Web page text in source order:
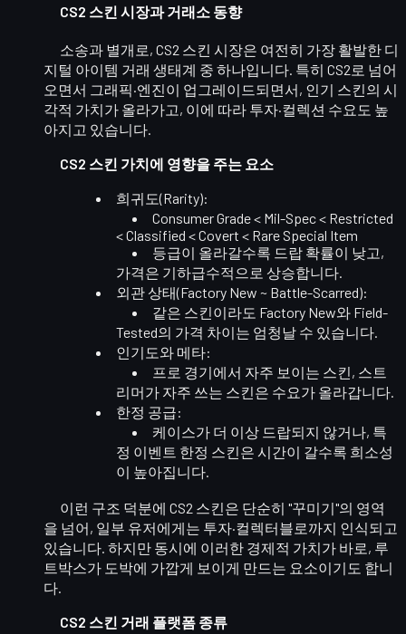
CS2 스킨 시장과 거래소 동향
소송과 별개로, CS2 스킨 시장은 여전히 가장 활발한 디
지털 아이템 거래 생태계 중 하나입니다. 특히 CS2로 넘어
오면서 그래픽·엔진이 업그레이드되면서, 인기 스킨의 시
각적 가치가 올라가고, 이에 따라 투자·컬렉션 수요 도 높
아지고 있습니다.
CS2 스킨 가치에 영향을 주는 요소
희귀도(Rarity):
Consumer Grade < Mil-Spec < Restricted
< Classified < Covert < Rare Special Item
등급이 올라갈수록 드랍 확률이 낮고,
가격은 기하급수적으로 상승합니다.
외관 상태(Factory New ~ Battle-Scarred):
같은 스킨이라도 Factory New와 Field-
Tested의 가격 차이는 엄청날 수 있습니다.
인기도와 메타:
프로 경기에서 자주 보이는 스킨, 스트
리머가 자주 쓰는 스킨은 수요가 올라갑니다.
한정 공급:
케이스가 더 이상 드랍되지 않거나, 특
정 이벤트 한정 스킨은 시간이 갈수록 희소성
이 높아집니다.
이런 구조 덕분에 CS2 스킨은 단순히 "꾸미기"의 영역
을 넘어, 일부 유저에게는 투자·컬렉터블 로까지 인식되고
있습니다. 하지만 동시에 이러한 경제적 가치가 바로, 루
트박스가 도박에 가깝게 보이게 만드는 요소이기도 합니
다.
CS2 스킨 거래 플랫폼 종류